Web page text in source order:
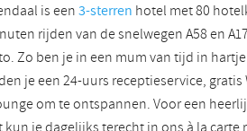
Slowaaks
is een3-sterren hotel met 80
rijden van de snelwegen A58 en
Zo ben je in een mum van tijd in
je een 24-uurs receptieservice,
om te ontspannen. Voor een